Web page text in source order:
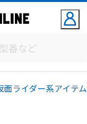
面ライダー系アイテム